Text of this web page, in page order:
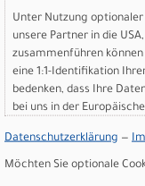
7-degree rise
Drop, 6061,
Saddle, steel rails
12mm offset,
oz)
Unter Nutzung
unsere Partner in die
zusammenführen
eine 1:1-Identifikation
bedenken, dass Ihre
bei uns in der
Datenschutzerklärung —
Möchten Sie optionale